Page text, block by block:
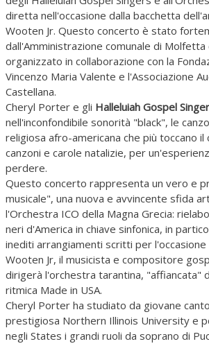
diretta nell'occasione dalla bacchetta
Wooten Jr. Questo concerto è stato
dall'Amministrazione comunale di Molfetta
organizzato in collaborazione con la
Vincenzo Maria Valente e l'Associazione
Castellana.
Cheryl Porter e gli Halleluiah Gospel
nell'inconfondibile sonorità "black", le
religiosa afro-americana che più toccano il
canzoni e carole natalizie, per
perdere.
Questo concerto rappresenta un vero e
musicale", una nuova e avvincente sfida
l'Orchestra ICO della Magna Grecia:
neri d'America in chiave sinfonica, in
inediti arrangiamenti scritti per l'occasione
Wooten Jr, il musicista e compositore
dirigerà l'orchestra tarantina, "affiancata"
ritmica Made in USA.
Cheryl Porter ha studiato da giovane
prestigiosa Northern Illinois University e
negli States i grandi ruoli da soprano di